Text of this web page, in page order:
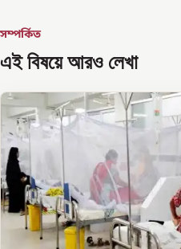
সম্পর্কিত
এই বিষয়ে আরও লেখা